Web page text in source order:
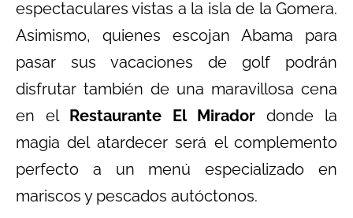
espectaculares vistas a la isla de la Gomera.
Asimismo, quienes escojan Abama para
pasar sus vacaciones de golf podrán
disfrutar también de una maravillosa cena
en el Restaurante El Mirador donde la
magia del atardecer será el complemento
perfecto a un menú especializado en
mariscos y pescados autóctonos.